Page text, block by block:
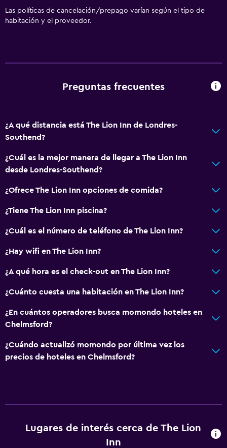
Las políticas de cancelación/prepago varían según el tipo de
habitación y el proveedor.
Preguntas frecuentes
¿A qué distancia está The Lion Inn de Londres-
Southend?
¿Cuál es la mejor manera de llegar a The Lion Inn
desde Londres-Southend?
¿Ofrece The Lion Inn opciones de comida?
¿Tiene The Lion Inn piscina?
¿Cuál es el número de teléfono de The Lion Inn?
¿Hay wifi en The Lion Inn?
¿A qué hora es el check-out en The Lion Inn?
¿Cuánto cuesta una habitación en The Lion Inn?
¿En cuántos operadores busca momondo hoteles en
Chelmsford?
¿Cuándo actualizó momondo por última vez los
precios de hoteles en Chelmsford?
Lugares de interés cerca de The Lion
Inn